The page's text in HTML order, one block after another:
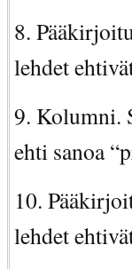
8.
lehdet
9. Kolumni.
ehti sanoa
10.
lehdet